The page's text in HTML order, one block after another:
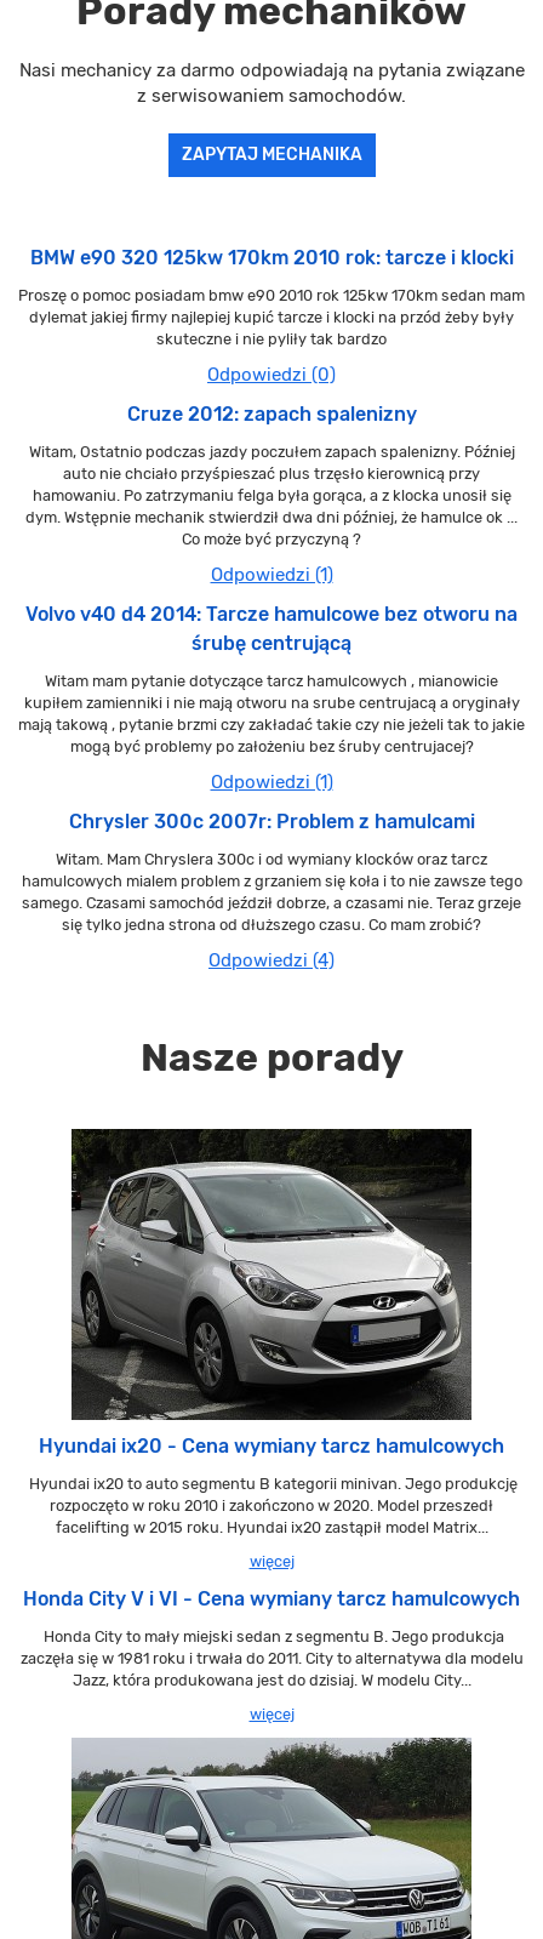
Porady mechaników
Nasi mechanicy za darmo odpowiadają na pytania związane
z serwisowaniem samochodów.
ZAPYTAJ MECHANIKA
BMW e90 320 125kw 170km 2010 rok: tarcze i klocki
Proszę o pomoc posiadam bmw e90 2010 rok 125kw 170km sedan mam
dylemat jakiej firmy najlepiej kupić tarcze i klocki na przód żeby były
skuteczne i nie pyliły tak bardzo
Odpowiedzi (0)
Cruze 2012: zapach spalenizny
Witam, Ostatnio podczas jazdy poczułem zapach spalenizny. Później
auto nie chciało przyśpieszać plus trzęsło kierownicą przy
hamowaniu. Po zatrzymaniu felga była gorąca, a z klocka unosił się
dym. Wstępnie mechanik stwierdził dwa dni później, że hamulce ok ...
Co może być przyczyną ?
Odpowiedzi (1)
Volvo v40 d4 2014: Tarcze hamulcowe bez otworu na
śrubę centrującą
Witam mam pytanie dotyczące tarcz hamulcowych , mianowicie
kupiłem zamienniki i nie mają otworu na srube centrujacą a oryginały
mają takową , pytanie brzmi czy zakładać takie czy nie jeżeli tak to jakie
mogą być problemy po założeniu bez śruby centrujacej?
Odpowiedzi (1)
Chrysler 300c 2007r: Problem z hamulcami
Witam. Mam Chryslera 300c i od wymiany klocków oraz tarcz
hamulcowych mialem problem z grzaniem się koła i to nie zawsze tego
samego. Czasami samochód jeździł dobrze, a czasami nie. Teraz grzeje
się tylko jedna strona od dłuższego czasu. Co mam zrobić?
Odpowiedzi (4)
Nasze porady
Hyundai ix20 - Cena wymiany tarcz hamulcowych
Hyundai ix20 to auto segmentu B kategorii minivan. Jego produkcję
rozpoczęto w roku 2010 i zakończono w 2020. Model przeszedł
facelifting w 2015 roku. Hyundai ix20 zastąpił model Matrix...
więcej
Honda City V i VI - Cena wymiany tarcz hamulcowych
Honda City to mały miejski sedan z segmentu B. Jego produkcja
zaczęła się w 1981 roku i trwała do 2011. City to alternatywa dla modelu
Jazz, która produkowana jest do dzisiaj. W modelu City...
więcej